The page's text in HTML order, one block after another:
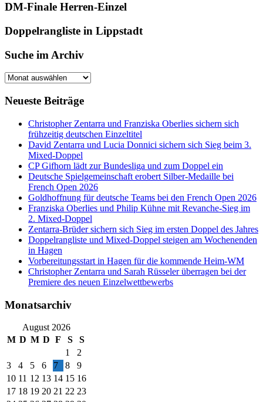
DM-Finale Herren-Einzel
Doppelrangliste in Lippstadt
Suche im Archiv
Suche
Archiv
Neueste Beiträge
Christopher Zentarra und Franziska Oberlies sichern sich
frühzeitig deutschen Einzeltitel
David Zentarra und Lucia Donnici sichern sich Sieg beim 3.
Mixed-Doppel
CP Gifhorn lädt zur Bundesliga und zum Doppel ein
Deutsche Spielgemeinschaft erobert Silber-Medaille bei
French Open 2026
Goldhoffnung für deutsche Teams bei den French Open 2026
Franziska Oberlies und Philip Kühne mit Revanche-Sieg im
2. Mixed-Doppel
Zentarra-Brüder sichern sich Sieg im ersten Doppel des Jahres
Doppelrangliste und Mixed-Doppel steigen am Wochenenden
in Hagen
Vorbereitungsstart in Hagen für die kommende Heim-WM
Christopher Zentarra und Sarah Rüsseler überragen bei der
Premiere des neuen Einzelwettbewerbs
Monatsarchiv
August 2026
M D M D F S
S
1
2
3
4 5 6 7 8
9
10 11 12 13 14 15 16
17 18 19 20 21 22 23